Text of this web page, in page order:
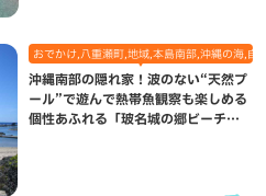
おでかけ,八重瀬町,地域,本島南部,沖縄の海,自
沖縄南部の隠れ家！波のない“天然プ
ール”で遊んで熱帯魚観察も楽しめる
個性あふれる「玻名城の郷ビーチ」